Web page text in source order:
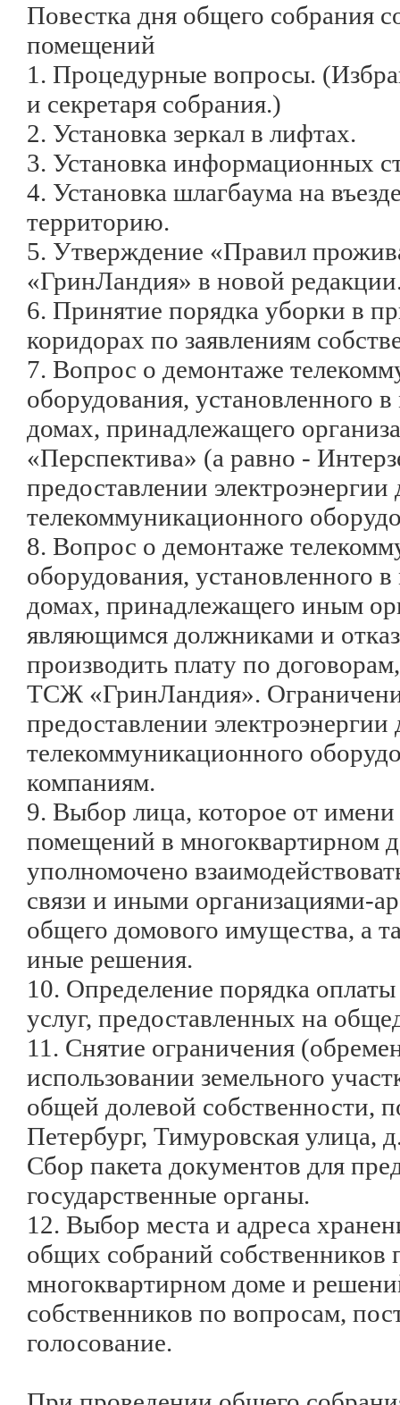
Повестка дня общего собрания
помещений
1. Процедурные вопросы.
и секретаря собрания.)
2. Установка зеркал в лифтах.
3. Установка информационных
4. Установка шлагбаума на
территорию.
5. Утверждение «Правил
«ГринЛандия» в новой
6. Принятие порядка уборки в
коридорах по заявлениям
7. Вопрос о демонтаже
оборудования, установленного
домах, принадлежащего
«Перспектива» (а равно -
предоставлении электроэнергии
телекоммуникационного
8. Вопрос о демонтаже
оборудования, установленного
домах, принадлежащего иным
являющимся должниками и
производить плату по
ТСЖ «ГринЛандия».
предоставлении электроэнергии
телекоммуникационного
компаниям.
9. Выбор лица, которое от имени
помещений в многоквартирном
уполномочено
связи и иными организациями-
общего домового имущества, а
иные решения.
10. Определение порядка
услуг, предоставленных на
11. Снятие ограничения
использовании земельного
общей долевой собственности,
Петербург, Тимуровская улица,
Сбор пакета документов для
государственные органы.
12. Выбор места и адреса
общих собраний собственников
многоквартирном доме и
собственников по вопросам,
голосование.